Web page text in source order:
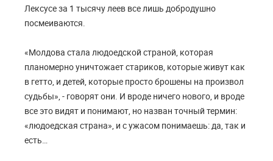
Лексусе за 1 тысячу леев все лишь добродушно
посмеиваются.
«Молдова стала людоедской страной, которая
планомерно уничтожает стариков, которые живут как
в гетто, и детей, которые просто брошены на произвол
судьбы», - говорят они. И вроде ничего нового, и вроде
все это видят и понимают, но назван точный термин:
«людоедская страна», и с ужасом понимаешь: да, так и
есть…